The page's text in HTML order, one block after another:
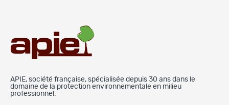
APIE, société française, spécialisée depuis 30 ans dans le
domaine de la protection environnementale en milieu
professionnel.